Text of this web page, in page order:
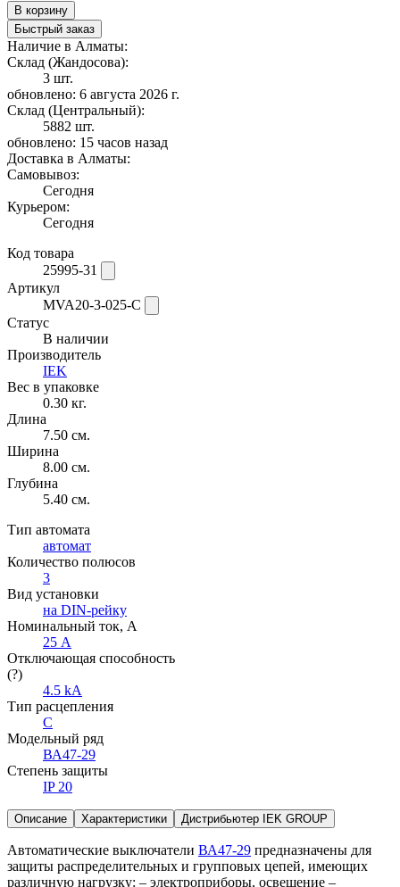
В корзину
Быстрый заказ
Наличие в Алматы:
Склад (Жандосова):
3 шт.
обновлено: 6 августа 2026 г.
Склад (Центральный):
5882 шт.
обновлено: 15 часов назад
Доставка в Алматы:
Самовывоз:
Сегодня
Курьером:
Сегодня
Код товара
25995-31
Артикул
MVA20-3-025-C
Статус
В наличии
Производитель
IEK
Вес в упаковке
0.30 кг.
Длина
7.50 см.
Ширина
8.00 см.
Глубина
5.40 см.
Тип автомата
автомат
Количество полюсов
3
Вид установки
на DIN-рейку
Номинальный ток, А
25 А
Отключающая способность
(?)
4.5 kA
Тип расцепления
C
Модельный ряд
ВА47-29
Степень защиты
IP 20
Описание Характеристики Дистрибьютер IEK GROUP
Автоматические выключатели ВА47-29 предназначены для
защиты распределительных и групповых цепей, имеющих
различную нагрузку: – электроприборы, освещение –